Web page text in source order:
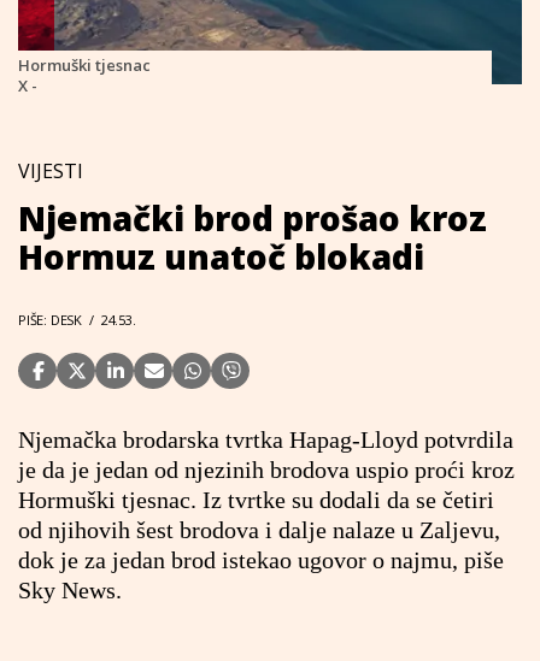
Hormuški tjesnac
X -
VIJESTI
Njemački brod prošao kroz
Hormuz unatoč blokadi
PIŠE: DESK / 24.53.
Njemačka brodarska tvrtka Hapag-Lloyd potvrdila
je da je jedan od njezinih brodova uspio proći kroz
Hormuški tjesnac. Iz tvrtke su dodali da se četiri
od njihovih šest brodova i dalje nalaze u Zaljevu,
dok je za jedan brod istekao ugovor o najmu, piše
Sky News.